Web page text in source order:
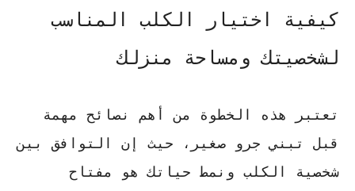
كيفية اختيار الكلب المناسب
لشخصيتك ومساحة منزلك
تعتبر هذه الخطوة من أهم
نصائح مهمة
قبل تبني جرو صغير ، حيث إن التوافق بين
شخصية الكلب ونمط حياتك هو مفتاح